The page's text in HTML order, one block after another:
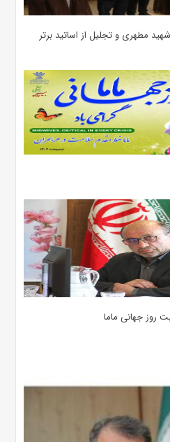
مطهری و تجلیل از اساتید برتر
روز جهانی ماما